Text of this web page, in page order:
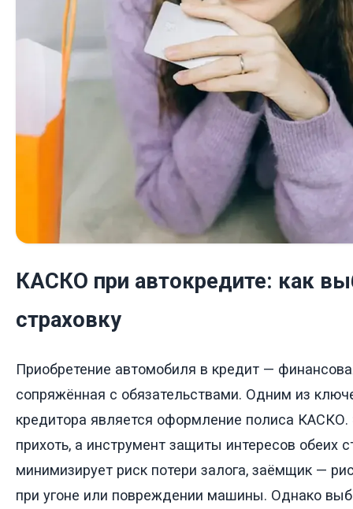
КАСКО при автокредите: как
страховку
Приобретение автомобиля в кредит —
сопряжённая с обязательствами. Одним из
кредитора является оформление полиса КАСКО.
прихоть, а инструмент защиты интересов обеих
минимизирует риск потери залога, заёмщик —
при угоне или повреждении машины. Однако